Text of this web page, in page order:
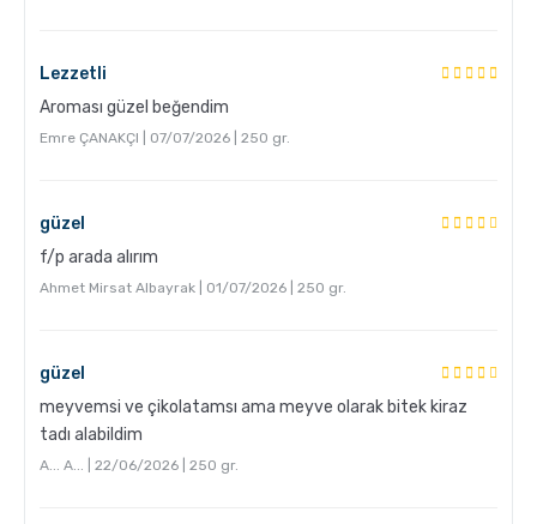
Lezzetli
Aroması güzel beğendim
Emre ÇANAKÇI | 07/07/2026 | 250 gr.
güzel
f/p arada alırım
Ahmet Mirsat Albayrak | 01/07/2026 | 250 gr.
güzel
meyvemsi ve çikolatamsı ama meyve olarak bitek kiraz
tadı alabildim
A... A... | 22/06/2026 | 250 gr.